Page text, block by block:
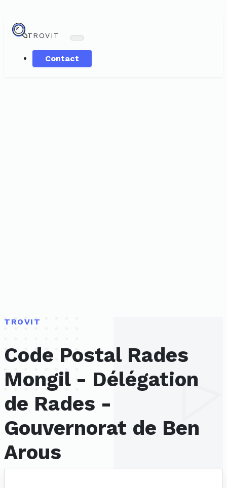
TROVIT
Contact
TROVIT
Code Postal Rades
Mongil - Délégation
de Rades -
Gouvernorat de Ben
Arous